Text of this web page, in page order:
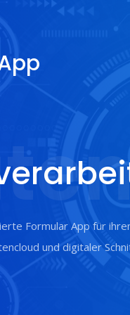
Formular App für
und digitaler